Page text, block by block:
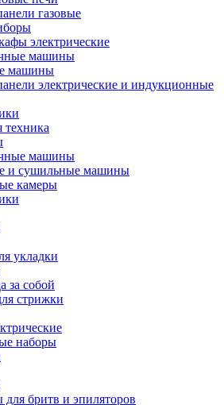
газовые
электрические
машины
машины
электрические и индукционные
техника
машины
и сушильные машины
камеры
укладки
за собой
стрижки
наборы
для бритв и эпиляторов